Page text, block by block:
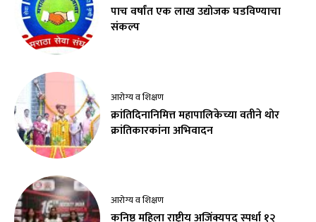
पाच वर्षांत एक लाख उद्योजक घडविण्याचा
संकल्प
आरोग्य व शिक्षण
क्रांतिदिनानिमित्त महापालिकेच्या वतीने थोर
क्रांतिकारकांना अभिवादन
आरोग्य व शिक्षण
कनिष्ठ महिला राष्ट्रीय अजिंक्यपद स्पर्धा १२